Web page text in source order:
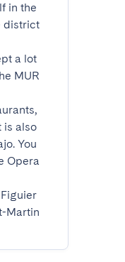
in the
a lot
is also
You
Martin.